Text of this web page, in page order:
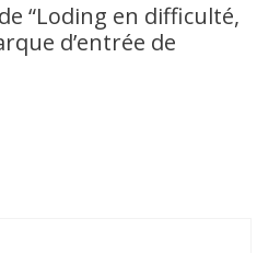
“Loding en difficulté,
d’entrée de